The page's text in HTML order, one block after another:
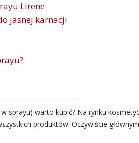
Lirene
jasnej karnacji
sprayu) warto kupić? Na rynku
produktów. Oczywiście